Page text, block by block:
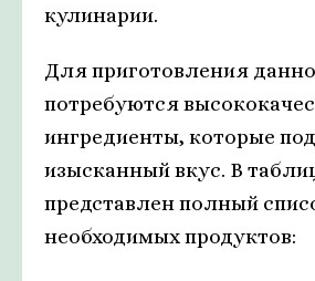
кулинарии.
Для приготовления
потребуются
ингредиенты, которые
изысканный вкус. В
представлен полный
необходимых продуктов: